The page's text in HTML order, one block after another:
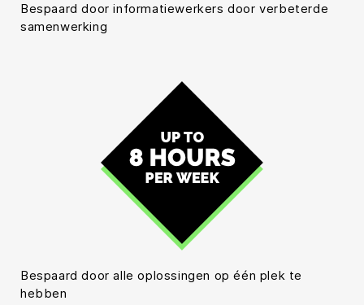
Bespaard door informatiewerkers door verbeterde
samenwerking
Bespaard door alle oplossingen op één plek te
hebben